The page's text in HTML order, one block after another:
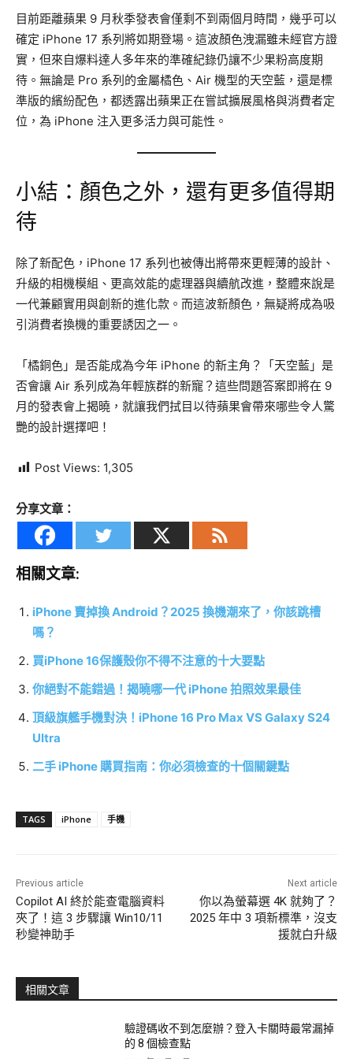
目前距離蘋果 9 月秋季發表會僅剩不到兩個月時間，幾乎可以
確定 iPhone 17 系列將如期登場。這波顏色洩漏雖未經官方證
實，但來自爆料達人多年來的準確紀錄仍讓不少果粉高度期
待。無論是 Pro 系列的金屬橘色、Air 機型的天空藍，還是標
準版的繽紛配色，都透露出蘋果正在嘗試擴展風格與消費者定
位，為 iPhone 注入更多活力與可能性。
小結：顏色之外，還有更多值得期
待
除了新配色，iPhone 17 系列也被傳出將帶來更輕薄的設計、
升級的相機模組、更高效能的處理器與續航改進，整體來說是
一代兼顧實用與創新的進化款。而這波新顏色，無疑將成為吸
引消費者換機的重要誘因之一。
「橘銅色」是否能成為今年 iPhone 的新主角？「天空藍」是
否會讓 Air 系列成為年輕族群的新寵？這些問題答案即將在 9
月的發表會上揭曉，就讓我們拭目以待蘋果會帶來哪些令人驚
艷的設計選擇吧！
Post Views: 1,305
分享文章：
相關文章:
iPhone 賣掉換 Android？2025 換機潮來了，你該跳槽
嗎？
買iPhone 16保護殼你不得不注意的十大要點
你絕對不能錯過！揭曉哪一代 iPhone 拍照效果最佳
頂級旗艦手機對決！iPhone 16 Pro Max VS Galaxy S24
Ultra
二手 iPhone 購買指南：你必須檢查的十個關鍵點
TAGS iPhone 手機
Previous article
Copilot AI 終於能查電腦資料
夾了！這 3 步驟讓 Win10/11
秒變神助手
Next article
你以為螢幕選 4K 就夠了？
2025 年中 3 項新標準，沒支
援就白升級
相關文章
驗證碼收不到怎麼辦？登入卡關時最常漏掉
的 8 個檢查點